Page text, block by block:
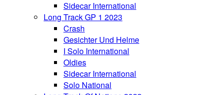
Sidecar International
Long Track GP 1 2023
Crash
Gesichter Und Helme
I Solo International
Oldies
Sidecar International
Solo National